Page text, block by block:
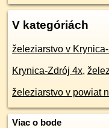
V kategóriách
železiarstvo v
Krynica-Zdrój 4x,
železiarstvo v powiat
Viac o bode